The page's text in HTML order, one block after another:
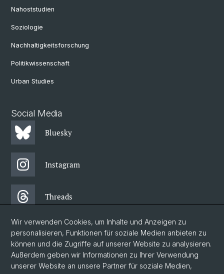
Nahoststudien
Soziologie
Nachhaltigkeitsforschung
Politikwissenschaft
Urban Studies
Social Media
Bluesky
Instagram
Threads
Facebook
Newsletter
Wir verwenden Cookies, um Inhalte und Anzeigen zu
personalisieren, Funktionen für soziale Medien anbieten zu
können und die Zugriffe auf unserer Website zu analysieren.
Außerdem geben wir Informationen zu Ihrer Verwendung
unserer Website an unsere Partner für soziale Medien,